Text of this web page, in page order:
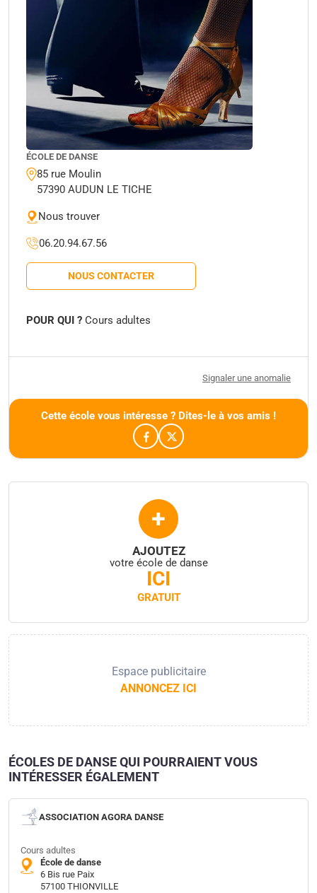
ÉCOLE DE DANSE
85 rue Moulin
57390 AUDUN LE TICHE
Nous trouver
06.20.94.67.56
NOUS CONTACTER
POUR QUI ? Cours adultes
Signaler une anomalie
Cette école vous intéresse ? Dites-le à vos amis !
+
AJOUTEZ
votre école de danse
ICI
GRATUIT
Espace publicitaire
ANNONCEZ ICI
ÉCOLES DE DANSE QUI POURRAIENT VOUS
INTÉRESSER ÉGALEMENT
ASSOCIATION AGORA DANSE
Cours adultes
École de danse
6 Bis rue Paix
57100 THIONVILLE